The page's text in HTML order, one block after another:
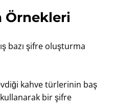
Örnekleri
bazı şifre oluşturma
kahve türlerinin baş
bir şifre